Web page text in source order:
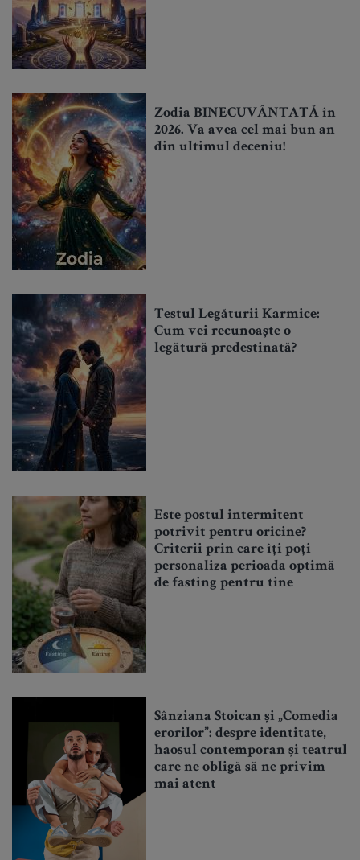
Zodia BINECUVÂNTATĂ în
2026. Va avea cel mai bun an
din ultimul deceniu!
Testul Legăturii Karmice:
Cum vei recunoaște o
legătură predestinată?
Este postul intermitent
potrivit pentru oricine?
Criterii prin care îți poți
personaliza perioada optimă
de fasting pentru tine
Sânziana Stoican și „Comedia
erorilor”: despre identitate,
haosul contemporan și teatrul
care ne obligă să ne privim
mai atent